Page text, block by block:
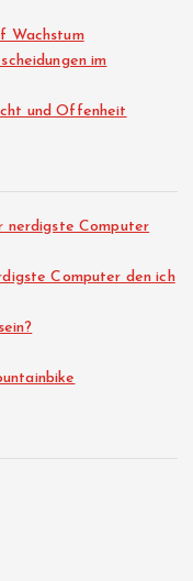
Wachstum
im
und Offenheit
nerdigste Computer
Computer den ich